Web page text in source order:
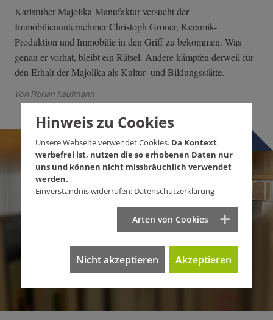
Karlsruher Majolika-Manufaktur versucht der
Immobilienunternehmer Christoph Gröner, Keramik-
Produktion und Immobilie in den Griff zu bekommen. Was
genau er vorhat, bleibt ein Rätsel. Andere kämpfen derweil für
den Erhalt der Majolika als Kultur- und Bildungsstätte.
Von Florian Kaufmann
Hinweis zu Cookies
Unsere Webseite verwendet Cookies. Da Kontext
werbefrei ist, nutzen die so erhobenen Daten nur
uns und können nicht missbräuchlich verwendet
werden.
Einverständnis widerrufen: Datenschutzerklärung
Arten von Cookies
Nicht akzeptieren Akzeptieren